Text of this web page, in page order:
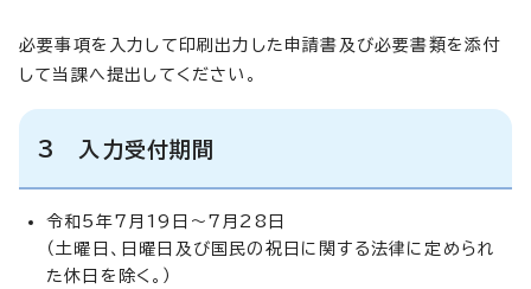
必要事項を入力して印刷出力した申請書及び必要書類を添付
して当課へ提出してください。
3 入力受付期間
令和5年7月19日～7月28日
（土曜日、日曜日及び国民の祝日に関する法律に定められ
た休日を除く。）